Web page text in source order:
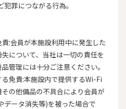
罪につながる行為。
:会員が本施設利用中に発生した
について、当社は一切の責任を
管理には十分ご注意ください。
免責:本施設内で提供するWi-Fi
の他備品の不具合により会員が
データ消失等)を被った場合で